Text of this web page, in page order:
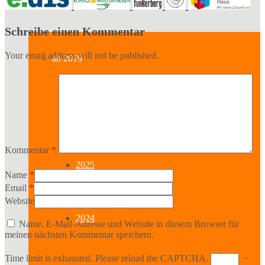
Archiv
ab 2019
2025
2024
Schreibe einen Kommentar
Your email address will not be published.
Kommentar *
Name *
Email *
Website
Name, E-Mail-Adresse und Website in diesem Browser für
meinen nächsten Kommentar speichern.
Time limit is exhausted. Please reload the CAPTCHA. −